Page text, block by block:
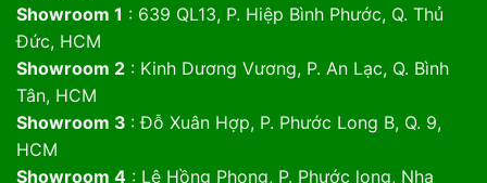
Showroom 1 : 639 QL13, P. Hiệp Bình Phước, Q. Thủ
Đức, HCM
Showroom 2: Kinh Dương Vương, P. An Lạc, Q. Bình
Tân, HCM
Showroom 3 : Đỗ Xuân Hợp, P. Phước Long B, Q. 9,
HCM
Showroom 4: Lê Hồng Phong, P. Phước long, Nha